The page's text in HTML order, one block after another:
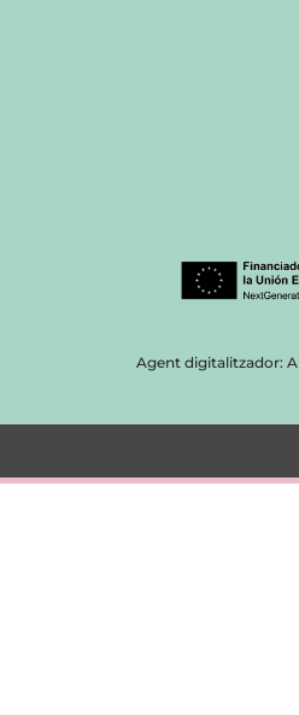
Agent digitalitzador: